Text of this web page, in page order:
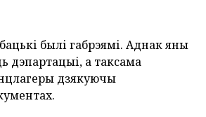
былі габрэямі. Аднак яны
дэпартацыі, а таксама
дзякуючы